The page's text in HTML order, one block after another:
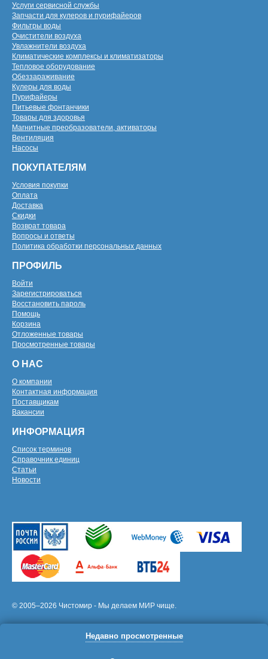
Услуги сервисной службы
Запчасти для кулеров и пурифайеров
Фильтры воды
Очистители воздуха
Увлажнители воздуха
Климатические комплексы и климатизаторы
Тепловое оборудование
Обеззараживание
Кулеры для воды
Пурифайеры
Питьевые фонтанчики
Товары для здоровья
Магнитные преобразователи, активаторы
Вентиляция
Насосы
ПОКУПАТЕЛЯМ
Условия покупки
Оплата
Доставка
Скидки
Возврат товара
Вопросы и ответы
Политика обработки персональных данных
ПРОФИЛЬ
Войти
Зарегистрироваться
Восстановить пароль
Помощь
Корзина
Отложенные товары
Просмотренные товары
О НАС
О компании
Контактная информация
Поставщикам
Вакансии
ИНФОРМАЦИЯ
Список терминов
Справочник единиц
Статьи
Новости
© 2005–2026 Чистомир - Мы делаем МИР чище.
Недавно просмотренные